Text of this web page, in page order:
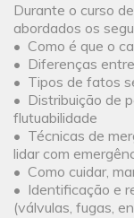
Durante o curso
abordados os
• Como é que o
• Diferenças
• Tipos de fatos
• Distribuição de
flutuabilidade
• Técnicas de
lidar com
• Como cuidar,
• Identificação e
(válvulas, fugas,